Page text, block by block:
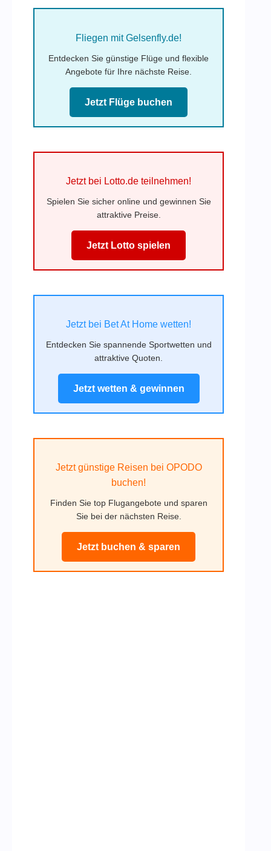
Fliegen mit Gelsenfly.de!
Entdecken Sie günstige Flüge und flexible
Angebote für Ihre nächste Reise.
Jetzt Flüge buchen
Jetzt bei Lotto.de teilnehmen!
Spielen Sie sicher online und gewinnen Sie
attraktive Preise.
Jetzt Lotto spielen
Jetzt bei Bet At Home wetten!
Entdecken Sie spannende Sportwetten und
attraktive Quoten.
Jetzt wetten & gewinnen
Jetzt günstige Reisen bei OPODO
buchen!
Finden Sie top Flugangebote und sparen
Sie bei der nächsten Reise.
Jetzt buchen & sparen